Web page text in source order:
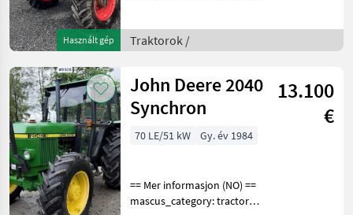
Használt gép
See
en.landbrukssalg.no/9513
Specification
Traktorok /
John Deere 2040
Synchron
13.100
€
70 LE/51 kW Gy. év 1984
== Mer informasjon (NO) ==
mascus_category: tractors